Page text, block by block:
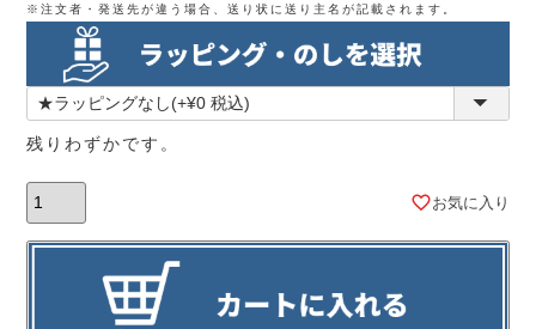
※注文者・発送先が違う場合、送り状に送り主名が記載されます。
残りわずかです。
お気に入り